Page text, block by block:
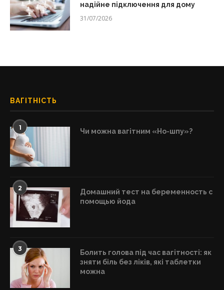
надійне підключення для дому
31/07/2026
ВАГІТНІСТЬ
1 Чи можна вагітним «Но-шпу»?
2
Домашний тест на беременность с
помощью йода
3
Болить голова під час вагітності: як
зняти біль без ліків, які таблетки
можна